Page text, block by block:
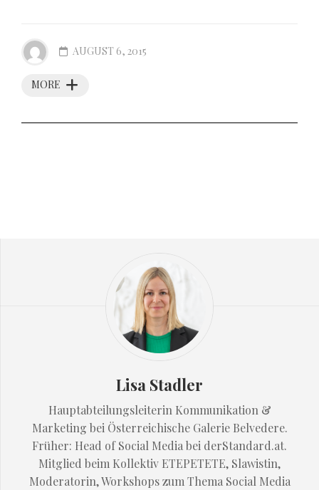
MORE
AUGUST 6, 2015
Lisa Stadler
Hauptabteilungsleiterin Kommunikation &
Marketing bei Österreichische Galerie Belvedere.
Früher: Head of Social Media bei derStandard.at.
Mitglied beim Kollektiv ETEPETETE, Slawistin,
Moderatorin, Workshops zum Thema Social Media